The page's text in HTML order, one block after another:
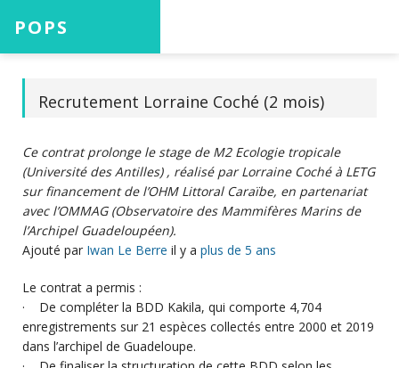
POPS
Projets
Aide
Connexion
Recrutement Lorraine Coché (2 mois)
Ce contrat prolonge le stage de M2 Ecologie tropicale
(Université des Antilles) , réalisé par Lorraine Coché à LETG
sur financement de l’OHM Littoral Caraïbe, en partenariat
avec l’OMMAG (Observatoire des Mammifères Marins de
l’Archipel Guadeloupéen).
Ajouté par Iwan Le Berre il y a plus de 5 ans
Le contrat a permis :
· De compléter la BDD Kakila, qui comporte 4,704
enregistrements sur 21 espèces collectés entre 2000 et 2019
dans l’archipel de Guadeloupe.